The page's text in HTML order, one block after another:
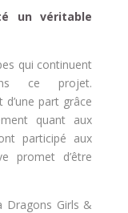
un véritable
qui continuent
ce projet.
part grâce
quant aux
participé aux
promet d’être
Dragons Girls &